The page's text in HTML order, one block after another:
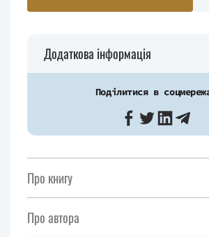
Додаткова інформація
Поділитися в
Про книгу
Про автора